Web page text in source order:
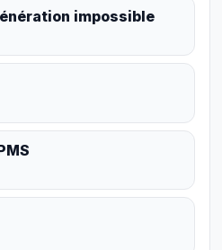
impossible